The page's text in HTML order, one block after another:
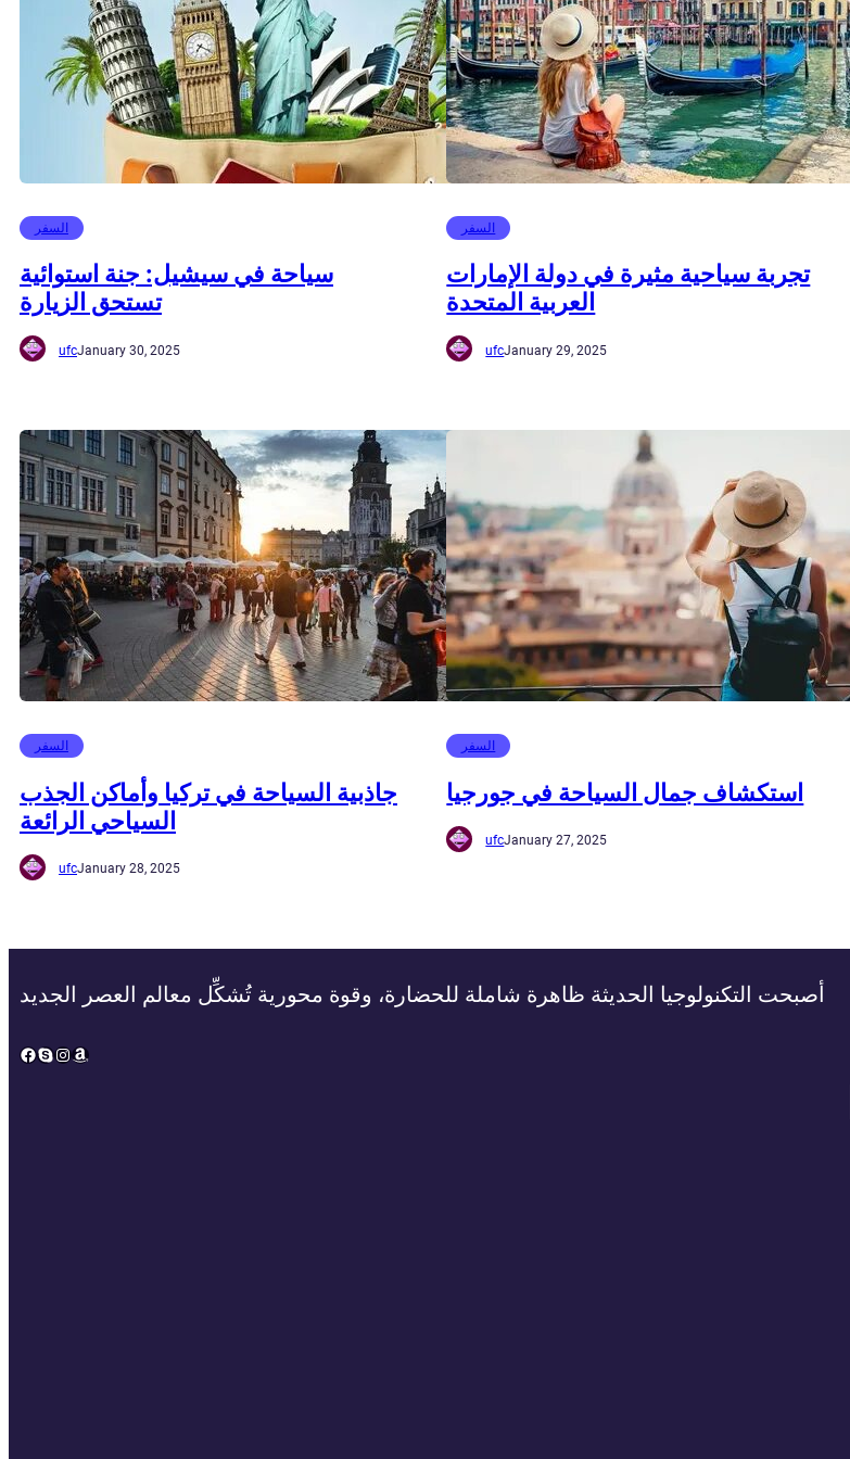
السفر
سياحة في سيشيل: جنة استوائية
تستحق الزيارة
ufcJanuary 30, 2025
السفر
تجربة سياحية مثيرة في دولة الإمارات
العربية المتحدة
ufcJanuary 29, 2025
السفر
جاذبية السياحة في تركيا وأماكن الجذب
السياحي الرائعة
ufcJanuary 28, 2025
السفر
استكشاف جمال السياحة في جورجيا
ufcJanuary 27, 2025
أصبحت التكنولوجيا الحديثة ظاهرة شاملة للحضارة، وقوة محورية تُشكِّل معالم العصر الجديد
Facebook
Skype
Instagram
Amazon